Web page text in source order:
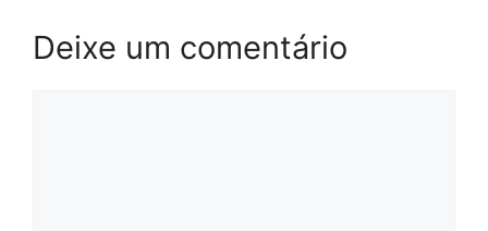
Deixe um comentário